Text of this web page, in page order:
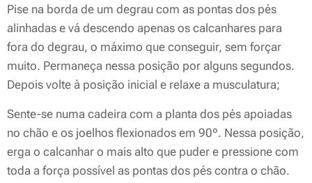
Pise na borda de um degrau com as pontas dos pés
alinhadas e vá descendo apenas os calcanhares para
fora do degrau, o máximo que conseguir, sem forçar
muito. Permaneça nessa posição por alguns segundos.
Depois volte à posição inicial e relaxe a musculatura;
Sente-se numa cadeira com a planta dos pés apoiadas
no chão e os joelhos flexionados em 90º. Nessa posição,
erga o calcanhar o mais alto que puder e pressione com
toda a força possível as pontas dos pés contra o chão.